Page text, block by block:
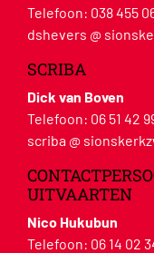
Telefoon: 038 455
dshevers @
SCRIBA
Dick van Boven
Telefoon: 06 51 42
scriba @
UITVAARTEN
Nico Hukubun
Telefoon: 06 14 02